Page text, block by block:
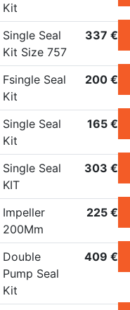
Kit
Single Seal
Kit Size 757
337 €
Fsingle Seal
Kit
200 €
Single Seal
Kit
165 €
Single Seal
KIT
303 €
Impeller
200Mm
225 €
Double
Pump Seal
Kit
409 €